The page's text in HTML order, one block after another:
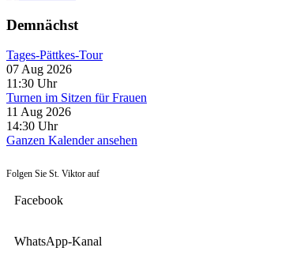
Demnächst
Tages-Pättkes-Tour
07 Aug 2026
11:30 Uhr
Turnen im Sitzen für Frauen
11 Aug 2026
14:30 Uhr
Ganzen Kalender ansehen
Folgen Sie St. Viktor auf
Facebook
WhatsApp-Kanal